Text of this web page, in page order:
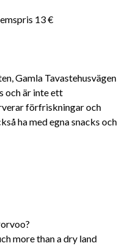
13 €
Gamla Tavastehusvägen
och är inte ett
förfriskningar och
ha med egna snacks och
more than a dry land